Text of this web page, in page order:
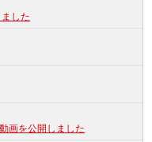
した
画を公開しました